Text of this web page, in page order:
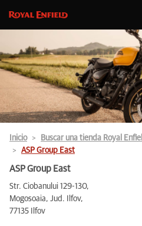
Inicio Buscar una tienda Royal
ASP Group East
ASP Group East
Str. Ciobanului 129-130,
Mogosoaia, Jud. Ilfov,
77135 Ilfov